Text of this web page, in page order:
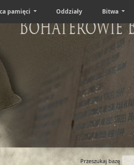
pamięci Oddziały Bitwa
Bohaterowie
Przeszukaj bazę